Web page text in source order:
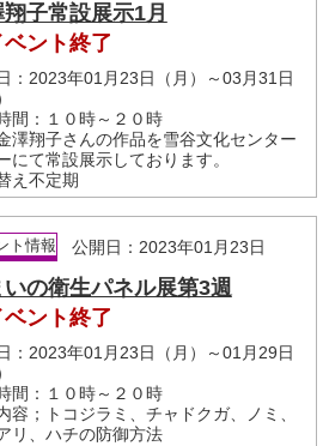
子常設展示1月
ベント終了
：2023年01月23日（月）～03月31日
間：１０時～２０時
澤翔子さんの作品を雪谷文化センター
にて常設展示しております。
え不定期
ト情報 公開日：2023年01月23日
の衛生パネル展第3週
ベント終了
：2023年01月23日（月）～01月29日
間：１０時～２０時
容；トコジラミ、チャドクガ、ノミ、
リ、ハチの防御方法